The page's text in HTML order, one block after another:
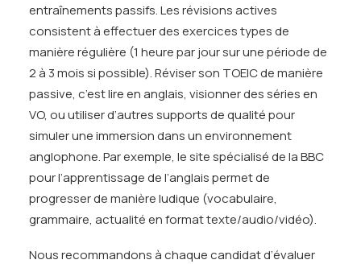
entraînements passifs. Les révisions actives
consistent à effectuer des exercices types de
manière régulière (1 heure par jour sur une période de
2 à 3 mois si possible). Réviser son TOEIC de manière
passive, c’est lire en anglais, visionner des séries en
VO, ou utiliser d’autres supports de qualité pour
simuler une immersion dans un environnement
anglophone. Par exemple, lesite spécialisé de la BBC
pour l’apprentissage de l’anglais permet de
progresser de manière ludique (vocabulaire,
grammaire, actualité en format texte/audio/vidéo).
Nous recommandons à chaque candidat d’évaluer